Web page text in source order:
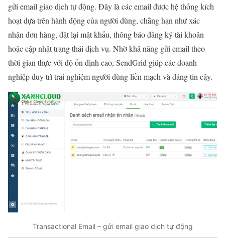
gửi email giao dịch tự động. Đây là các email được hệ thống kích
hoạt dựa trên hành động của người dùng, chẳng hạn như xác
nhận đơn hàng, đặt lại mật khẩu, thông báo đăng ký tài khoản
hoặc cập nhật trạng thái dịch vụ. Nhờ khả năng gửi email theo
thời gian thực với độ ổn định cao, SendGrid giúp các doanh
nghiệp duy trì trải nghiệm người dùng liền mạch và đáng tin cậy.
Transactional Email – gửi email giao dịch tự động